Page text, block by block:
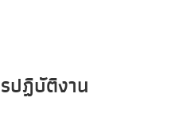
ปฏิบัติงาน